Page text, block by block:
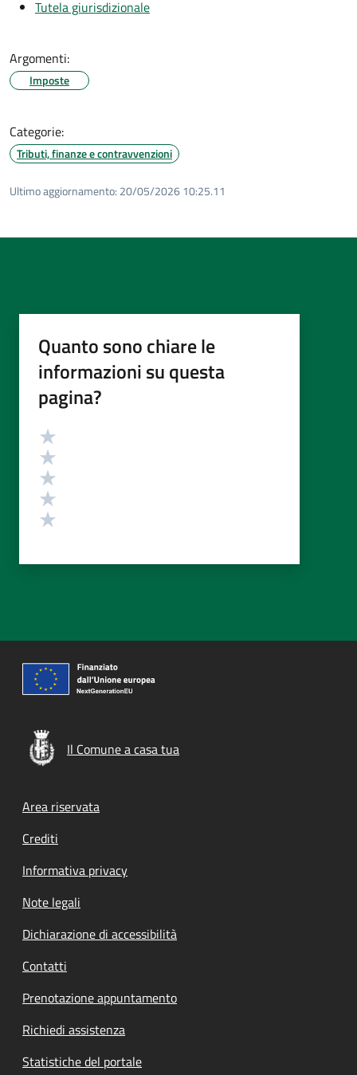
Tutela giurisdizionale
Argomenti:
Imposte
Categorie:
Tributi, finanze e contravvenzioni
Ultimo aggiornamento: 20/05/2026 10:25.11
Quanto sono chiare le
informazioni su questa
pagina?
Valutazione
Il Comune a casa tua
Footer menu
Area riservata
Crediti
Informativa privacy
Note legali
Dichiarazione di accessibilità
Contatti
Prenotazione appuntamento
Richiedi assistenza
Statistiche del portale